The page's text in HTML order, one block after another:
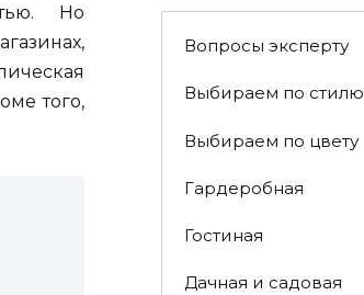
Но
того,
Вопросы эксперту
Выбираем по стилю
Выбираем по цвету
Гардеробная
Гостиная
Дачная и садовая